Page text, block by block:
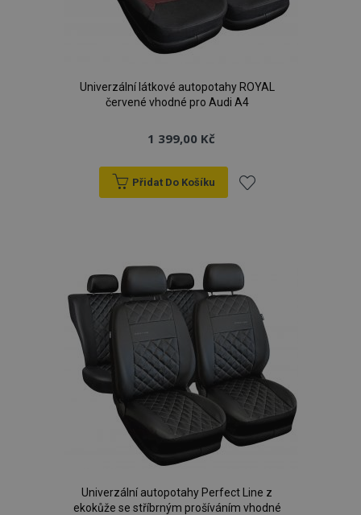
Univerzální látkové autopotahy ROYAL
červené vhodné pro Audi A4
1 399,00 Kč
Přidat Do Košíku
oblíbeným
Univerzální autopotahy Perfect Line z
ekokůže se stříbrným prošíváním vhodné